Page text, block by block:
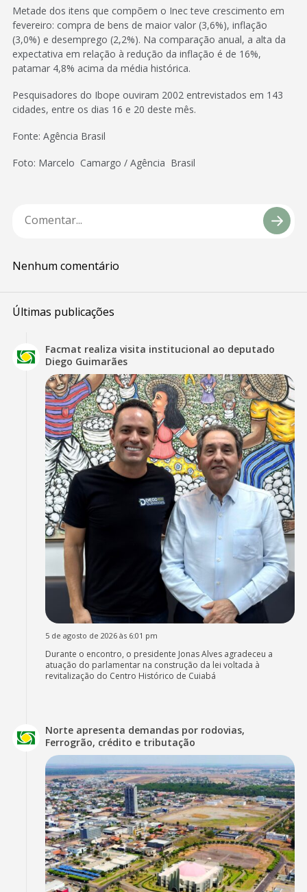
Metade dos itens que compõem o Inec teve crescimento em
fevereiro: compra de bens de maior valor (3,6%), inflação
(3,0%) e desemprego (2,2%). Na comparação anual, a alta da
expectativa em relação à redução da inflação é de 16%,
patamar 4,8% acima da média histórica.
Pesquisadores do Ibope ouviram 2002 entrevistados em 143
cidades, entre os dias 16 e 20 deste mês.
Fonte: Agência Brasil
Foto: Marcelo Camargo / Agência Brasil
Nenhum comentário
Últimas publicações
Facmat realiza visita institucional ao deputado
Diego Guimarães
5 de agosto de 2026 às 6:01 pm
Durante o encontro, o presidente Jonas Alves agradeceu a
atuação do parlamentar na construção da lei voltada à
revitalização do Centro Histórico de Cuiabá
Norte apresenta demandas por rodovias,
Ferrogrão, crédito e tributação